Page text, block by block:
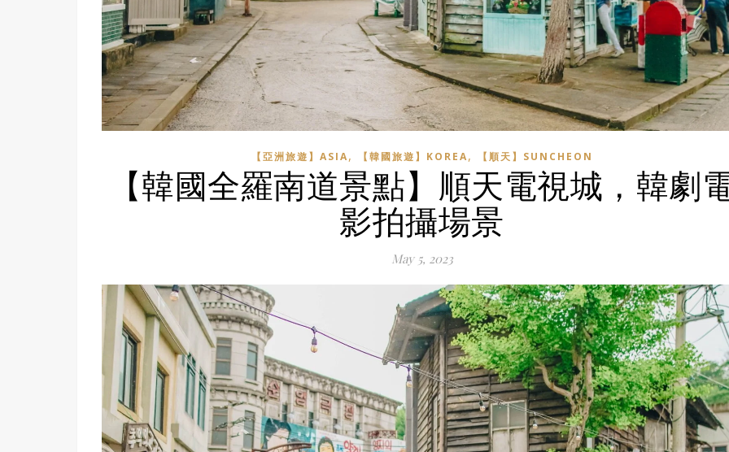
【亞洲旅遊】ASIA, 【韓國旅遊】KOREA, 【順天】SUNCHEON
【韓國全羅南道景點】順天電視城，韓劇
影拍攝場景
May 5, 2023